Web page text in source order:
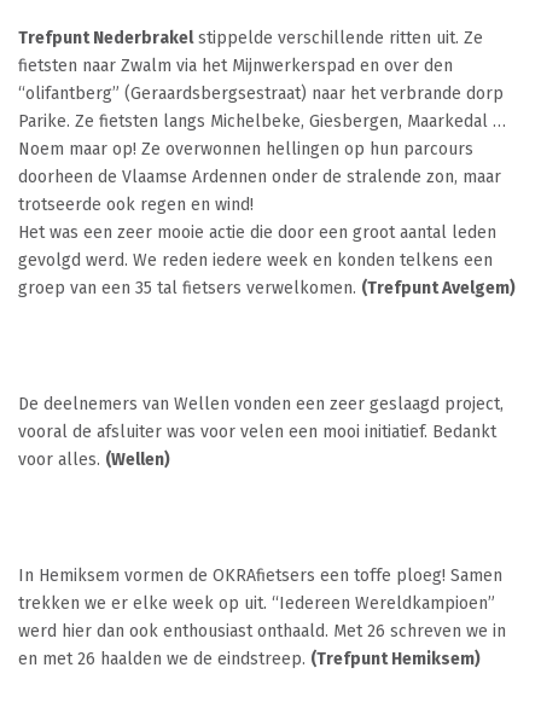
Trefpunt Nederbrakelstippelde verschillende ritten uit. Ze
fietsten naar Zwalm via het Mijnwerkerspad en over den
“olifantberg” (Geraardsbergsestraat) naar het verbrande dorp
Parike. Ze fietsten langs Michelbeke, Giesbergen, Maarkedal …
Noem maar op! Ze overwonnen hellingen op hun parcours
doorheen de Vlaamse Ardennen onder de stralende zon, maar
trotseerde ook regen en wind!
Het was een zeer mooie actie die door een groot aantal leden
gevolgd werd. We reden iedere week en konden telkens een
groep van een 35 tal fietsers verwelkomen. (Trefpunt Avelgem)
De deelnemers van Wellen vonden een zeer geslaagd project,
vooral de afsluiter was voor velen een mooi initiatief. Bedankt
voor alles. (Wellen)
In Hemiksem vormen de OKRAfietsers een toffe ploeg! Samen
trekken we er elke week op uit. “Iedereen Wereldkampioen”
werd hier dan ook enthousiast onthaald. Met 26 schreven we in
en met 26 haalden we de eindstreep. (Trefpunt Hemiksem)